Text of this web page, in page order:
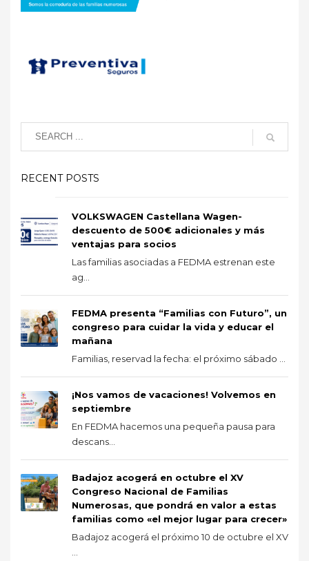
RECENT POSTS
VOLKSWAGEN Castellana Wagen-
descuento de 500€ adicionales y más
ventajas para socios
Las familias asociadas a FEDMA estrenan este
ag...
FEDMA presenta “Familias con Futuro”, un
congreso para cuidar la vida y educar el
mañana
Familias, reservad la fecha: el próximo sábado ...
¡Nos vamos de vacaciones! Volvemos en
septiembre
En FEDMA hacemos una pequeña pausa para
descans...
Badajoz acogerá en octubre el XV
Congreso Nacional de Familias
Numerosas, que pondrá en valor a estas
familias como «el mejor lugar para crecer»
Badajoz acogerá el próximo 10 de octubre el XV